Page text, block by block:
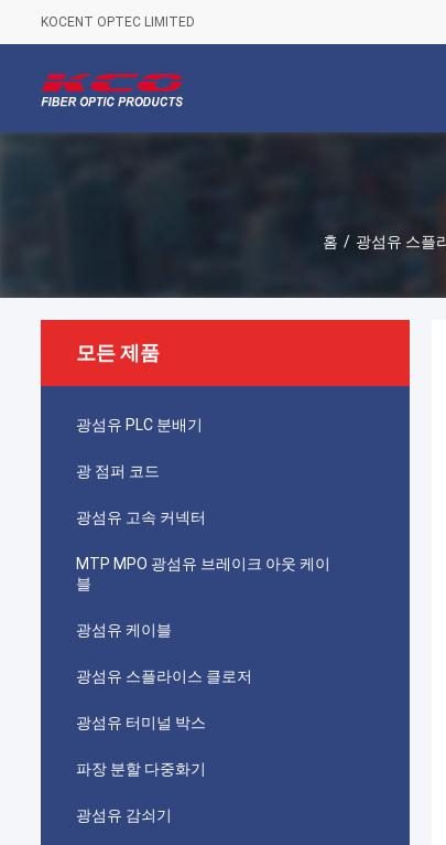
KOCENT OPTEC LIMITED
홈 / 광섬유 스플
모든 제품
광섬유 PLC 분배기
광 점퍼 코드
광섬유 고속 커넥터
MTP MPO 광섬유 브레이크 아웃 케이
블
광섬유 케이블
광섬유 스플라이스 클로저
광섬유 터미널 박스
파장 분할 다중화기
광섬유 감쇠기